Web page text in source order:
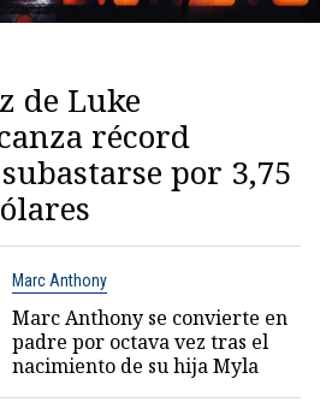
de Luke
récord
por 3,75
Marc Anthony
Marc Anthony se convierte en
padre por octava vez tras el
nacimiento de su hija Myla